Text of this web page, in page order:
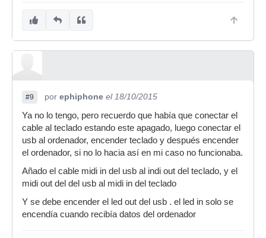
#9 por ephiphone el 18/10/2015
Ya no lo tengo, pero recuerdo que había que conectar el
cable al teclado estando este apagado, luego conectar el
usb al ordenador, encender teclado y después encender
el ordenador, si no lo hacia así en mi caso no funcionaba.
Añado el cable midi in del usb al indi out del teclado, y el
midi out del del usb al midi in del teclado
Y se debe encender el led out del usb . el led in solo se
encendía cuando recibía datos del ordenador